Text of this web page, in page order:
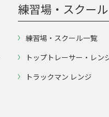
練習場・スクール
練習場・スクール一覧
トップトレーサー・レン
トラックマン レンジ